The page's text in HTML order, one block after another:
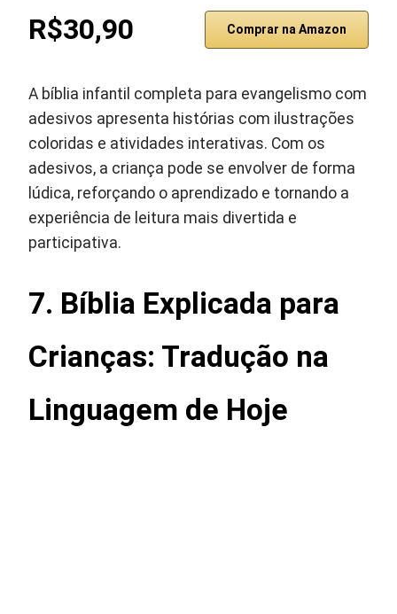
R$30,90 Comprar na Amazon
A bíblia infantil completa para evangelismo com
adesivos apresenta histórias com ilustrações
coloridas e atividades interativas. Com os
adesivos, a criança pode se envolver de forma
lúdica, reforçando o aprendizado e tornando a
experiência de leitura mais divertida e
participativa.
7. Bíblia Explicada para
Crianças: Tradução na
Linguagem de Hoje